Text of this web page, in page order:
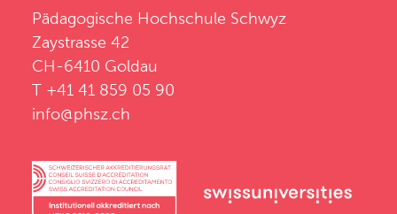
Pädagogische Hochschule Schwyz
Zaystrasse 42
CH-6410 Goldau
T +41 41 859 05 90
info@phsz.ch